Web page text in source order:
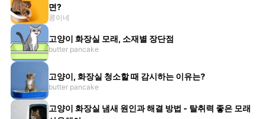
면?
콩이네
고양이 화장실 모래, 소재별 장단점
butter pancake
고양이, 화장실 청소할 때 감시하는 이유는?
butter pancake
고양이 화장실 냄새 원인과 해결 방법 - 탈취력 좋은 모래